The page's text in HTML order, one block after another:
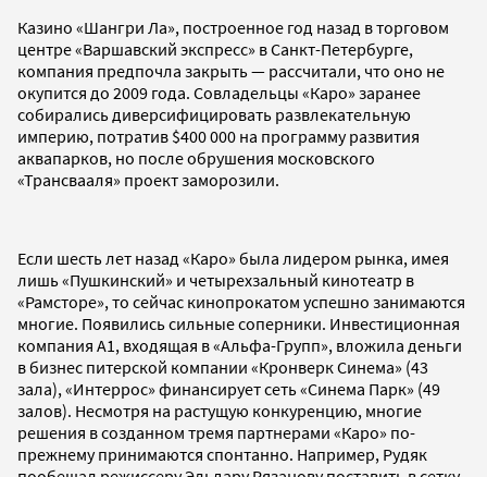
Казино «Шангри Ла», построенное год назад в торговом
центре «Варшавский экспресс» в Санкт-Петербурге,
компания предпочла закрыть — рассчитали, что оно не
окупится до 2009 года. Совладельцы «Каро» заранее
собирались диверсифицировать развлекательную
империю, потратив $400 000 на программу развития
аквапарков, но после обрушения московского
«Трансвааля» проект заморозили.
Если шесть лет назад «Каро» была лидером рынка, имея
лишь «Пушкинский» и четырехзальный кинотеатр в
«Рамсторе», то сейчас кинопрокатом успешно занимаются
многие. Появились сильные соперники. Инвестиционная
компания А1, входящая в «Альфа-Групп», вложила деньги
в бизнес питерской компании «Кронверк Синема» (43
зала), «Интеррос» финансирует сеть «Синема Парк» (49
залов). Несмотря на растущую конкуренцию, многие
решения в созданном тремя партнерами «Каро» по-
прежнему принимаются спонтанно. Например, Рудяк